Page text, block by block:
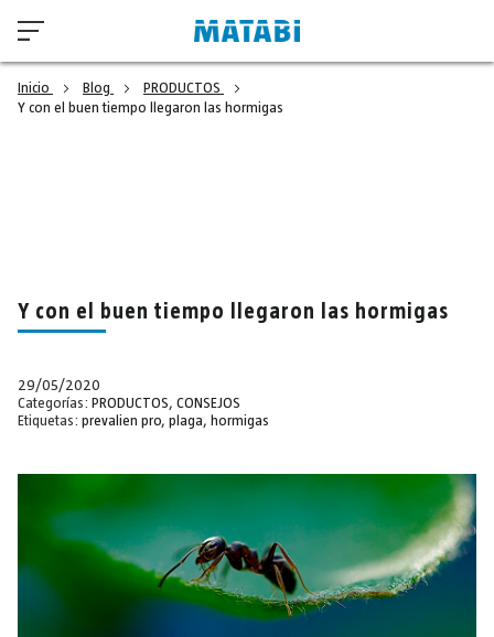
Inicio Blog
PRODUCTOS
Y con el buen tiempo llegaron las hormigas
Y con el buen tiempo llegaron las hormigas
29/05/2020
Categorías: PRODUCTOS, CONSEJOS
Etiquetas: prevalien pro, plaga, hormigas